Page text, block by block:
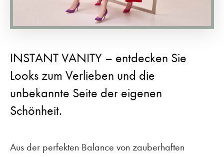
INSTANT VANITY – entdecken Sie
Looks zum Verlieben und die
unbekannte Seite der eigenen
Schönheit.
Aus der perfekten Balance von zauberhaften